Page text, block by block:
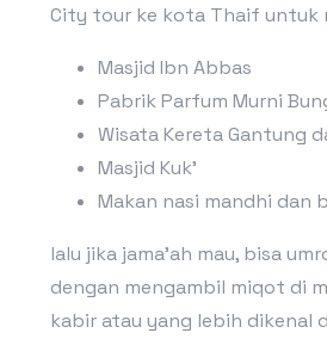
City tour ke kota Thaif untuk
Masjid Ibn Abbas
Pabrik Parfum Murni
Wisata Kereta Gantung
Masjid Kuk’
Makan nasi mandhi dan
lalu jika jama’ah mau, bisa
dengan mengambil miqot di
kabir atau yang lebih dikenal